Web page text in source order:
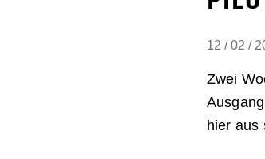
12 / 02 /
Zwei
hier aus